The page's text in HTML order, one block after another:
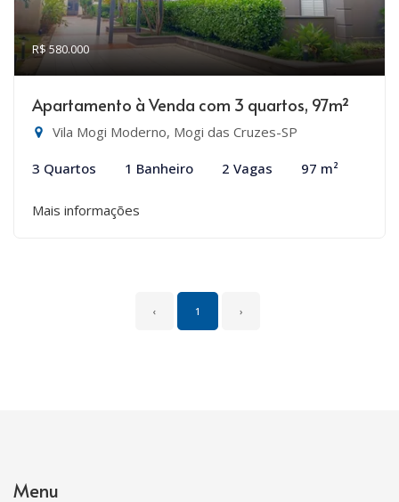
R$ 580.000
Apartamento à Venda com 3 quartos, 97m²
Vila Mogi Moderno, Mogi das Cruzes-SP
3 Quartos 1 Banheiro 2 Vagas 97 m²
Mais informações
‹ 1 ›
Menu